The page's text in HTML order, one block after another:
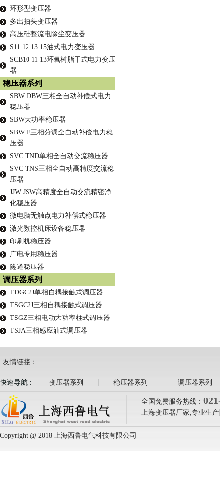
环形型变压器
多出抽头变压器
高压硅整流电除尘变压器
S11 12 13 15油式电力变压器
SCB10 11 13环氧树脂干式电力变压
器
稳压器系列
SBW DBW三相全自动补偿式电力
稳压器
SBW大功率稳压器
SBW-F三相分调全自动补偿电力稳
压器
SVC TND单相全自动交流稳压器
SVC TNS三相全自动高精度交流稳
压器
JJW JSW高精度全自动交流精密净
化稳压器
微电脑无触点电力补偿式稳压器
激光数控机床设备稳压器
印刷机稳压器
广电专用稳压器
隧道稳压器
调压器系列
TDGC2J单相自耦接触式调压器
TSGC2J三相自耦接触式调压器
TSGZ三相电动大功率柱式调压器
TSJA三相感应油式调压器
友情链接：
快速导航： 变压器系列 稳压器系列 调压器系列
全国免费服务热线：
上海变压器厂家,专业生
Copyright @ 2018 上海西鲁电气科技有限公司